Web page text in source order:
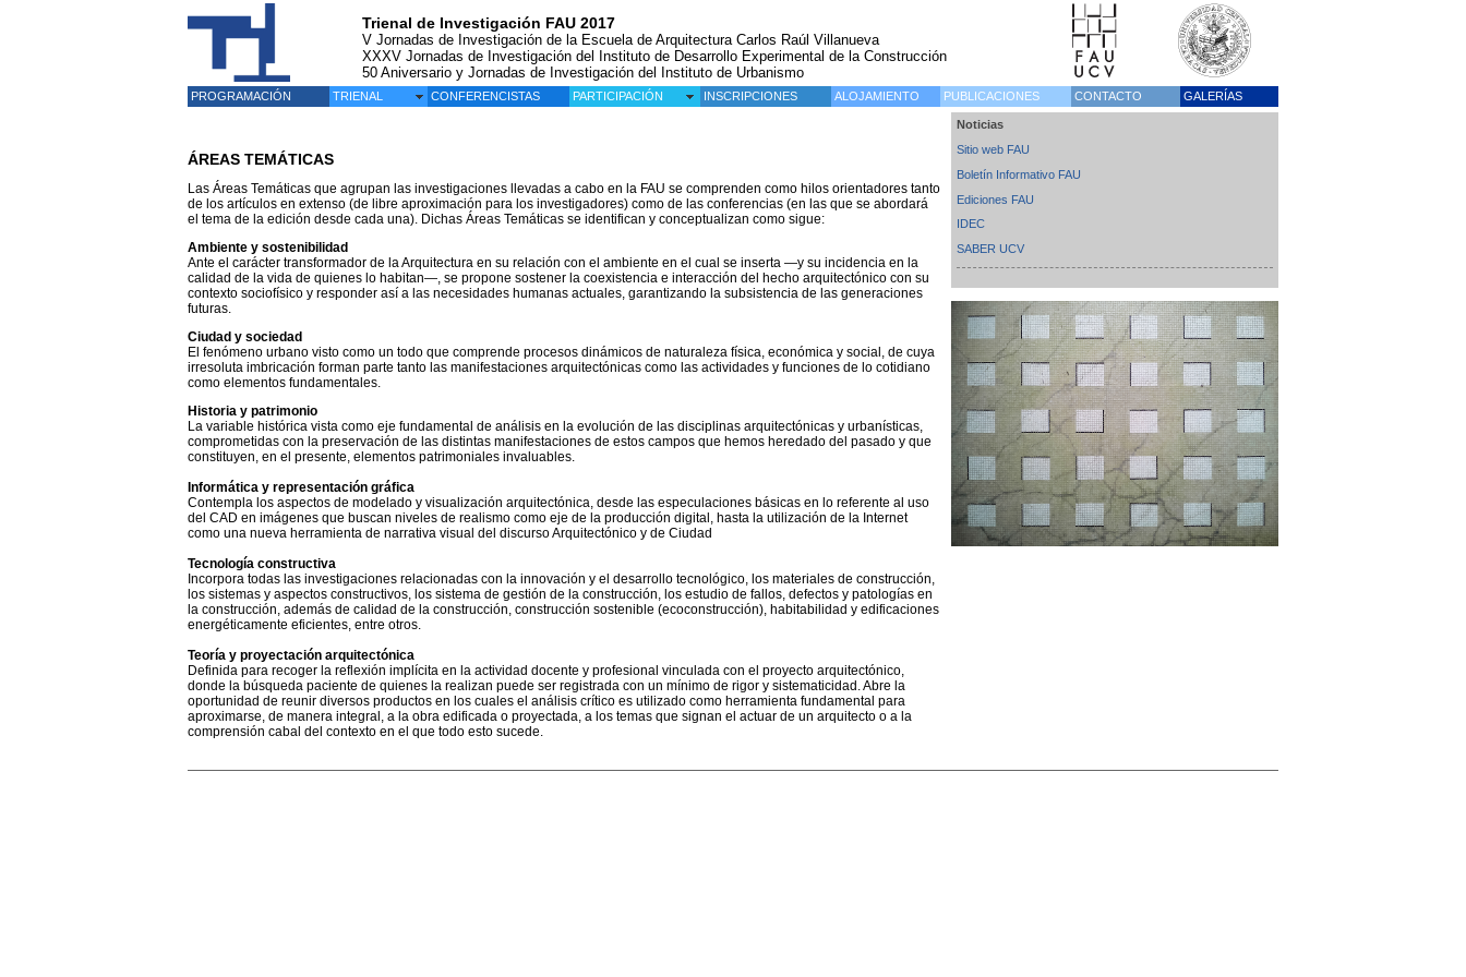
Trienal de Investigación FAU 2017
V Jornadas de Investigación de la Escuela de Arquitectura Carlos Raúl Villanueva
XXXV Jornadas de Investigación del Instituto de Desarrollo Experimental de la Construcción
50 Aniversario y Jornadas de Investigación del Instituto de Urbanismo
PROGRAMACIÓN TRIENAL CONFERENCISTAS PARTICIPACIÓN INSCRIPCIONES ALOJAMIENTO PUBLICACIONES CONTACTO GALERÍAS
ÁREAS TEMÁTICAS
Las Áreas Temáticas que agrupan las investigaciones llevadas a cabo en la FAU se comprenden como hilos orientadores tanto
de los artículos en extenso (de libre aproximación para los investigadores) como de las conferencias (en las que se abordará
el tema de la edición desde cada una). Dichas Áreas Temáticas se identifican y conceptualizan como sigue:
Ambiente y sostenibilidad
Ante el carácter transformador de la Arquitectura en su relación con el ambiente en el cual se inserta —y su incidencia en la
calidad de la vida de quienes lo habitan—, se propone sostener la coexistencia e interacción del hecho arquitectónico con su
contexto sociofísico y responder así a las necesidades humanas actuales, garantizando la subsistencia de las generaciones
futuras.
Ciudad y sociedad
El fenómeno urbano visto como un todo que comprende procesos dinámicos de naturaleza física, económica y social, de cuya
irresoluta imbricación forman parte tanto las manifestaciones arquitectónicas como las actividades y funciones de lo cotidiano
como elementos fundamentales.
Historia y patrimonio
La variable histórica vista como eje fundamental de análisis en la evolución de las disciplinas arquitectónicas y urbanísticas,
comprometidas con la preservación de las distintas manifestaciones de estos campos que hemos heredado del pasado y que
constituyen, en el presente, elementos patrimoniales invaluables.
Informática y representación gráfica
Contempla los aspectos de modelado y visualización arquitectónica, desde las especulaciones básicas en lo referente al uso
del CAD en imágenes que buscan niveles de realismo como eje de la producción digital, hasta la utilización de la Internet
como una nueva herramienta de narrativa visual del discurso Arquitectónico y de Ciudad
Tecnología constructiva
Incorpora todas las investigaciones relacionadas con la innovación y el desarrollo tecnológico, los materiales de construcción,
los sistemas y aspectos constructivos, los sistema de gestión de la construcción, los estudio de fallos, defectos y patologías en
la construcción, además de calidad de la construcción, construcción sostenible (ecoconstrucción), habitabilidad y edificaciones
energéticamente eficientes, entre otros.
Teoría y proyectación arquitectónica
Definida para recoger la reflexión implícita en la actividad docente y profesional vinculada con el proyecto arquitectónico,
donde la búsqueda paciente de quienes la realizan puede ser registrada con un mínimo de rigor y sistematicidad. Abre la
oportunidad de reunir diversos productos en los cuales el análisis crítico es utilizado como herramienta fundamental para
aproximarse, de manera integral, a la obra edificada o proyectada, a los temas que signan el actuar de un arquitecto o a la
comprensión cabal del contexto en el que todo esto sucede.
Noticias
Sitio web FAU
Boletín Informativo FAU
Ediciones FAU
IDEC
SABER UCV